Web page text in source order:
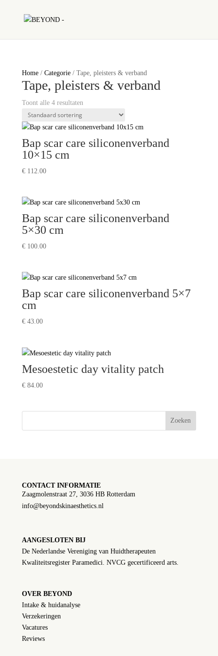
Home/ Categorie/ Tape, pleisters & verband
Tape, pleisters & verband
Toont alle 4 resultaten
Bap scar care siliconenverband
10×15 cm
€112.00
Bap scar care siliconenverband
5×30 cm
€100.00
Bap scar care siliconenverband 5×7
cm
€43.00
Mesoestetic day vitality patch
€84.00
Zoeken
CONTACT INFORMATIE
Zaagmolenstraat 27, 3036 HB Rotterdam
info@beyondskinaesthetics.nl
AANGESLOTEN BIJ
De Nederlandse Vereniging van Huidtherapeuten
Kwaliteitsregister Paramedici. NVCG gecertificeerd arts.
OVER BEYOND
Intake & huidanalyse
Verzekeringen
Vacatures
Reviews